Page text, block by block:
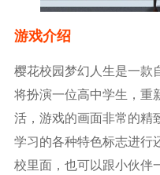
游戏介绍
樱花校园梦幻人生是一款
将扮演一位高中学生，重
活，游戏的画面非常的精
学习的各种特色标志进行
校里面，也可以跟小伙伴